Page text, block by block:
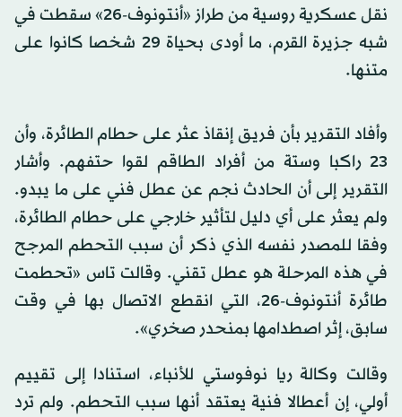
نقل عسكرية روسية من طراز «أنتونوف-26» سقطت في
شبه جزيرة القرم، ما أودى بحياة 29 شخصا كانوا على
متنها.
وأفاد التقرير بأن فريق إنقاذ عثر على حطام الطائرة، وأن
23 راكبا وستة من أفراد الطاقم لقوا حتفهم. وأشار
التقرير إلى أن الحادث نجم عن عطل فني على ما يبدو.
ولم يعثر على أي دليل لتأثير خارجي على حطام الطائرة،
وفقا للمصدر نفسه الذي ذكر أن سبب التحطم المرجح
في هذه المرحلة هو عطل تقني. وقالت تاس «تحطمت
طائرة أنتونوف-26، ‌التي انقطع الاتصال بها في وقت
سابق، إثر اصطدامها ⁠بمنحدر ⁠صخري».
وقالت وكالة ريا نوفوستي للأنباء، استنادا إلى تقييم
أولي، إن أعطالا فنية يعتقد أنها سبب التحطم. ولم ترد